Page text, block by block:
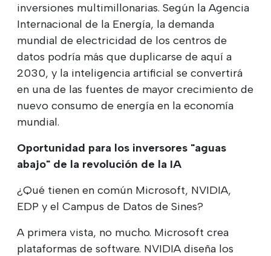
inversiones multimillonarias. Según la Agencia
Internacional de la Energía, la demanda
mundial de electricidad de los centros de
datos podría más que duplicarse de aquí a
2030, y la inteligencia artificial se convertirá
en una de las fuentes de mayor crecimiento de
nuevo consumo de energía en la economía
mundial.
Oportunidad para los inversores "aguas
abajo" de la revolución de la IA
¿Qué tienen en común Microsoft, NVIDIA,
EDP y el Campus de Datos de Sines?
A primera vista, no mucho. Microsoft crea
plataformas de software. NVIDIA diseña los